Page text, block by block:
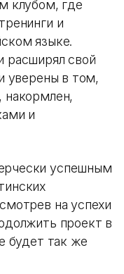
клубом, где
и
языке.
расширял свой
уверены в том,
накормлен,
и
успешным
на успехи
проект в
будет так же